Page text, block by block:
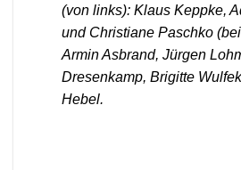
(von links): Klaus Keppke,
und Christiane Paschko
Armin Asbrand, Jürgen
Dresenkamp, Brigitte
Hebel.